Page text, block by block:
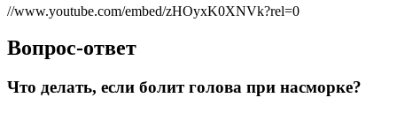
//www.youtube.com/embed/zHOyxK0XNVk?rel=0
Вопрос-ответ
Что делать, если болит голова при насморке?